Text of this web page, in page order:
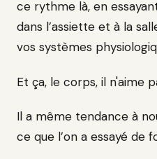
ce rythme là, en
dans l’assiette et à la
vos systèmes
Et ça, le corps, il n'aime
Il a même tendance à
ce que l’on a essayé de